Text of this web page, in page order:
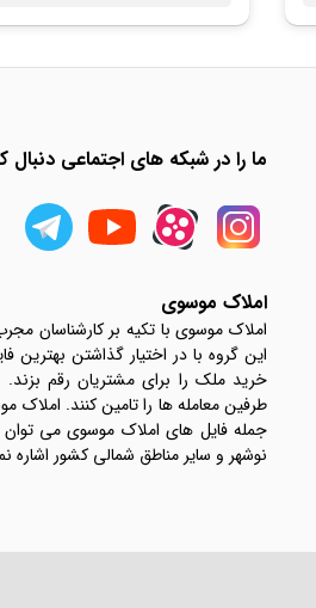
ما را در شبکه های اجتماعی دنبال
املاک موسوی
املاک موسوی با تکیه بر کارشناسان
این گروه با در اختیار گذاشتن بهترین
خرید ملک را برای مشتریان رقم
جمله فایل های املاک موسوی می توان
نوشهر و سایر مناطق شمالی کشور اشاره